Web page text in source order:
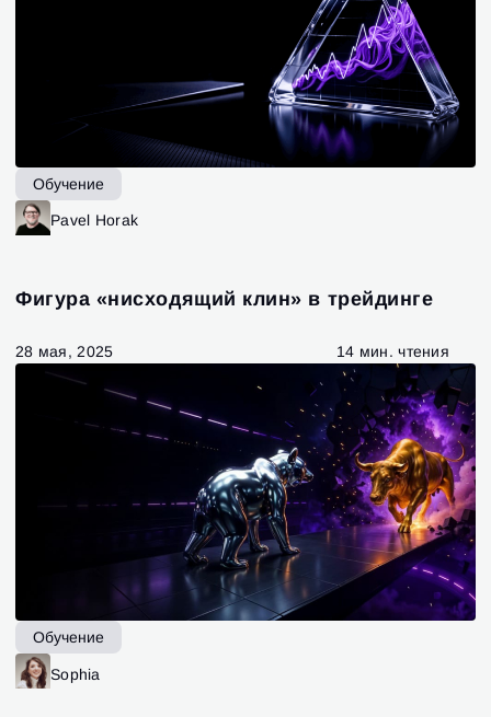
Обучение
Pavel Horak
Фигура «нисходящий клин» в трейдинге
28 мая, 2025 14 мин. чтения
Обучение
Sophia